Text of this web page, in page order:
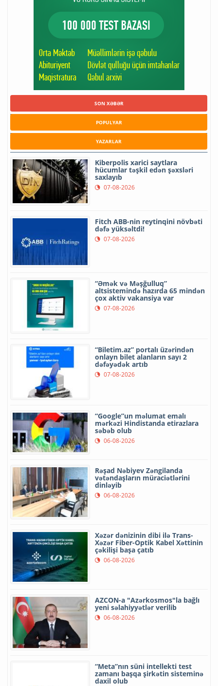
SON XƏBƏR
POPULYAR
YAZARLAR
Kiberpolis xarici saytlara
hücumlar təşkil edən şəxsləri
saxlayıb
07-08-2026
Fitch ABB-nin reytinqini növbəti
dəfə yüksəltdi!
07-08-2026
“Əmək və Məşğulluq”
altsistemində hazırda 65 mindən
çox aktiv vakansiya var
07-08-2026
“Biletim.az” portalı üzərindən
onlayn bilet alanların sayı 2
dəfəyədək artıb
07-08-2026
“Google”un məlumat emalı
mərkəzi Hindistanda etirazlara
səbəb olub
06-08-2026
Rəşad Nəbiyev Zəngilanda
vətəndaşların müraciətlərini
dinləyib
06-08-2026
Xəzər dənizinin dibi ilə Trans-
Xəzər Fiber-Optik Kabel Xəttinin
çəkilişi başa çatıb
06-08-2026
AZCON-a "Azərkosmos"la bağlı
yeni səlahiyyətlər verilib
06-08-2026
“Meta”nın süni intellekti test
zamanı başqa şirkətin sisteminə
daxil olub